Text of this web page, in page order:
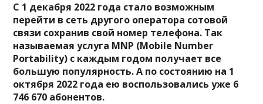
С 1 декабря 2022 года стало возможным
перейти в сеть другого оператора сотовой
связи сохранив свой номер телефона. Так
называемая услуга MNP (Mobile Number
Portability) с каждым годом получает все
большую популярность. А по состоянию на 1
октября 2022 года ею воспользовались уже 6
746 670 абонентов.